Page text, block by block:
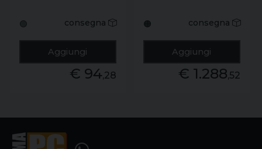
🟢 consegna
Aggiungi
€ 94,28
🟠 consegna
Aggiungi
€ 1.288,52